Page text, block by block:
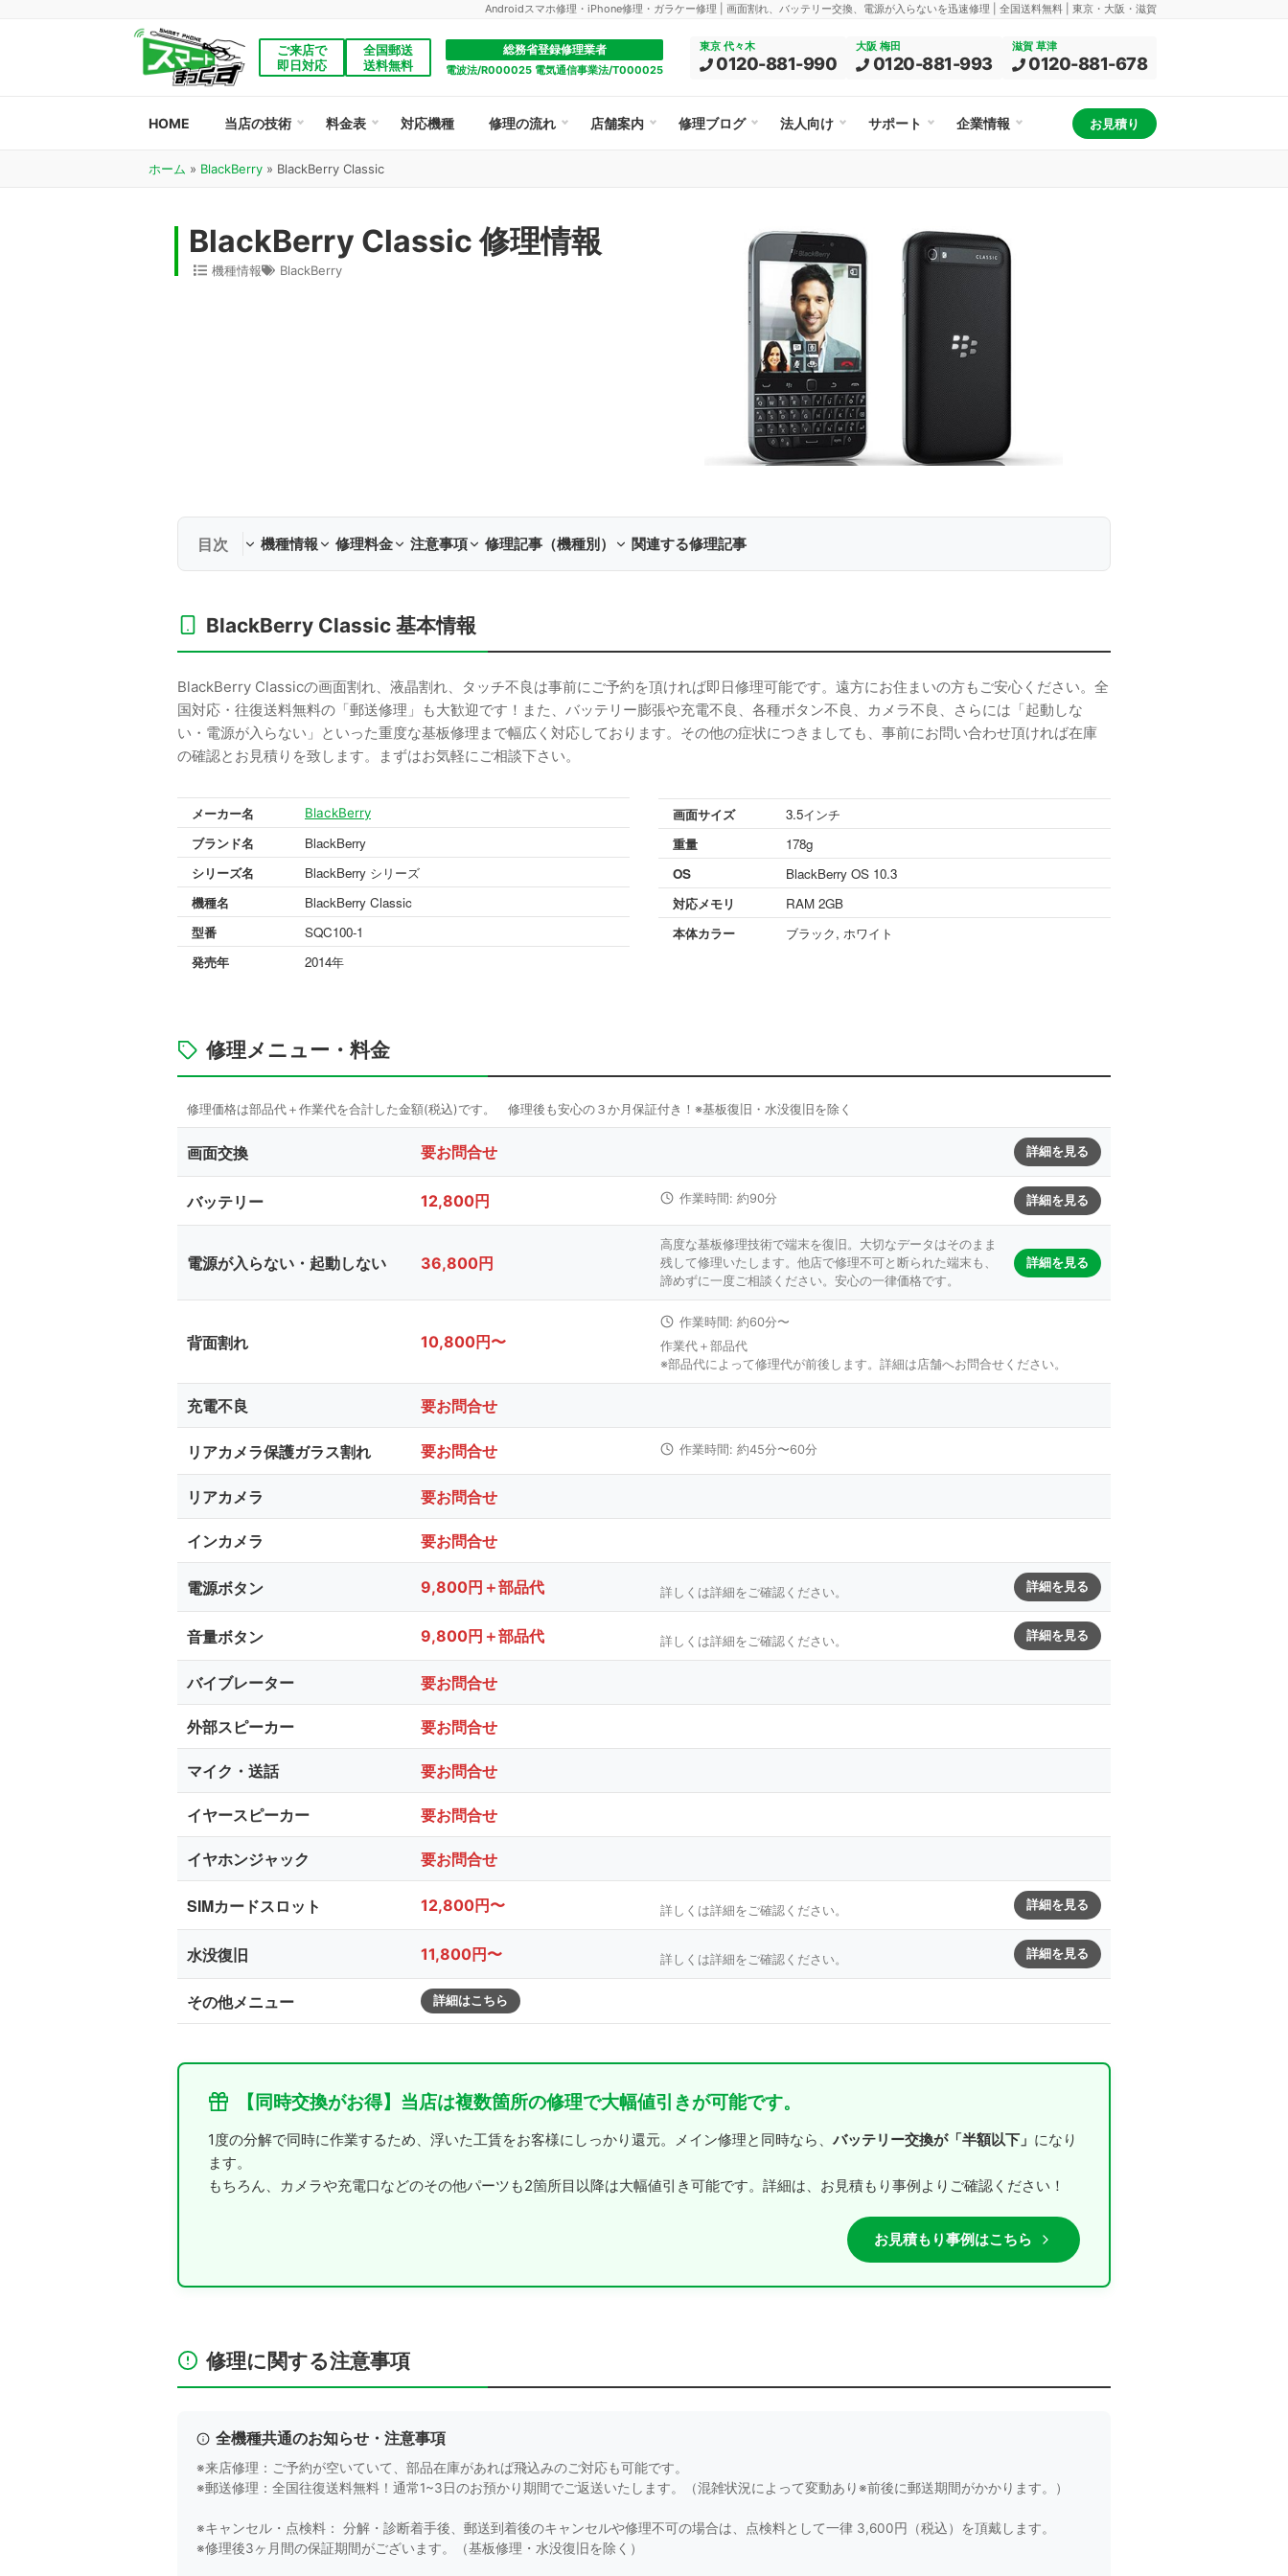
Androidスマホ修理・iPhone修理・ガラケー修理 | 画面割れ、バッテリー交換、電源が入らないを迅速修理 | 全国送料無料 | 東京・大阪・滋賀
ご来店で
即日対応
全国郵送
送料無料
総務省登録修理業者
電波法/R000025 電気通信事業法/T000025
東京 代々木
0120-881-990
大阪 梅田
0120-881-993
滋賀 草津
0120-881-678
HOME 当店の技術 料金表 対応機種 修理の流れ 店舗案内 修理ブログ 法人向け サポート 企業情報 お見積り
ホーム » BlackBerry » BlackBerry Classic
BlackBerry Classic 修理情報
機種情報 BlackBerry
機種情報 修理料金 注意事項 修理記事（機種別） 関連する修理記事
BlackBerry Classic 基本情報
BlackBerry Classicの画面割れ、液晶割れ、タッチ不良は事前にご予約を頂ければ即日修理可能です。遠方にお住まいの方もご安心ください。全
国対応・往復送料無料の「郵送修理」も大歓迎です！また、バッテリー膨張や充電不良、各種ボタン不良、カメラ不良、さらには「起動しな
い・電源が入らない」といった重度な基板修理まで幅広く対応しております。その他の症状につきましても、事前にお問い合わせ頂ければ在庫
の確認とお見積りを致します。まずはお気軽にご相談下さい。
メーカー名 BlackBerry
ブランド名
BlackBerry
シリーズ名
BlackBerry シリーズ
機種名
BlackBerry Classic
型番
SQC100-1
発売年
2014年
画面サイズ
3.5インチ
重量
178g
OS
BlackBerry OS 10.3
対応メモリ
RAM 2GB
本体カラー
ブラック, ホワイト
修理メニュー・料金
画面交換 要お問合せ 詳細を見る
バッテリー 12,800円 作業時間: 約90分 詳細を見る
電源が入らない・起動しない 36,800円
高度な基板修理技術で端末を復旧。大切なデータはそのまま
残して修理いたします。他店で修理不可と断られた端末も、
諦めずに一度ご相談ください。安心の一律価格です。
詳細を見る
背面割れ 10,800円〜
作業時間: 約60分〜
作業代＋部品代
※部品代によって修理代が前後します。詳細は店舗へお問合せください。
充電不良 要お問合せ
リアカメラ保護ガラス割れ 要お問合せ 作業時間: 約45分〜60分
リアカメラ 要お問合せ
インカメラ 要お問合せ
電源ボタン 9,800円＋部品代 詳しくは詳細をご確認ください。 詳細を見る
音量ボタン 9,800円＋部品代 詳しくは詳細をご確認ください。 詳細を見る
バイブレーター 要お問合せ
外部スピーカー 要お問合せ
マイク・送話 要お問合せ
イヤースピーカー 要お問合せ
イヤホンジャック 要お問合せ
SIMカードスロット 12,800円〜 詳しくは詳細をご確認ください。 詳細を見る
水没復旧 11,800円〜 詳しくは詳細をご確認ください。 詳細を見る
その他メニュー 詳細はこちら
【同時交換がお得】当店は複数箇所の修理で大幅値引きが可能です。
1度の分解で同時に作業するため、浮いた工賃をお客様にしっかり還元。メイン修理と同時なら、 バッテリー交換が「半額以下」 になり
ます。
もちろん、カメラや充電口などのその他パーツも2箇所目以降は大幅値引き可能です。詳細は、お見積もり事例よりご確認ください！
お見積もり事例はこちら
修理に関する注意事項
全機種共通のお知らせ・注意事項
※来店修理：ご予約が空いていて、部品在庫があれば飛込みのご対応も可能です。
※郵送修理：全国往復送料無料！通常1~3日のお預かり期間でご返送いたします。（混雑状況によって変動あり※前後に郵送期間がかかります。）
※キャンセル・点検料： 分解・診断着手後、郵送到着後のキャンセルや修理不可の場合は、点検料として一律 3,600円（税込）を頂戴します。
※修理後3ヶ月間の保証期間がございます。（基板修理・水没復旧を除く）